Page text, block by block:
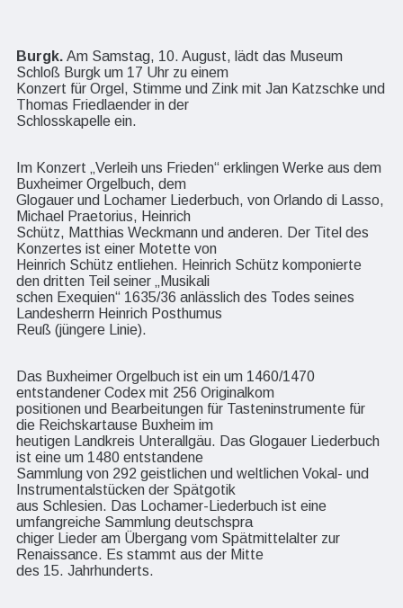
Burgk. Am Samstag, 10. August, lädt das Museum
Schloß Burgk um 17 Uhr zu einem
Konzert für Orgel, Stimme und Zink mit Jan Katzschke und
Thomas Friedlaender in der
Schlosskapelle ein.
Im Konzert „Verleih uns Frieden“ erklingen Werke aus dem
Buxheimer Orgelbuch, dem
Glogauer und Lochamer Liederbuch, von Orlando di Lasso,
Michael Praetorius, Heinrich
Schütz, Matthias Weckmann und anderen. Der Titel des
Konzertes ist einer Motette von
Heinrich Schütz entliehen. Heinrich Schütz komponierte
den dritten Teil seiner „Musikali
schen Exequien“ 1635/36 anlässlich des Todes seines
Landesherrn Heinrich Posthumus
Reuß (jüngere Linie).
Das Buxheimer Orgelbuch ist ein um 1460/1470
entstandener Codex mit 256 Originalkom
positionen und Bearbeitungen für Tasteninstrumente für
die Reichskartause Buxheim im
heutigen Landkreis Unterallgäu. Das Glogauer Liederbuch
ist eine um 1480 entstandene
Sammlung von 292 geistlichen und weltlichen Vokal- und
Instrumentalstücken der Spätgotik
aus Schlesien. Das Lochamer-Liederbuch ist eine
umfangreiche Sammlung deutschspra
chiger Lieder am Übergang vom Spätmittelalter zur
Renaissance. Es stammt aus der Mitte
des 15. Jahrhunderts.